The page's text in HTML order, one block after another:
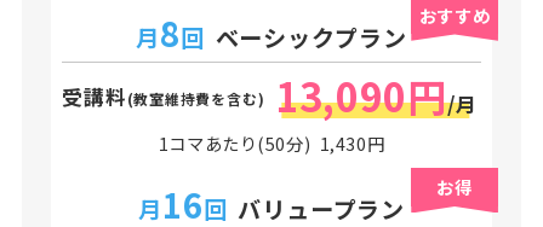
おすすめ
月8回 ベーシックプラン
受講料(教室維持費を含む) 13,090円/月
1コマあたり(50分) 1,430円
お得
月16回 バリュープラン